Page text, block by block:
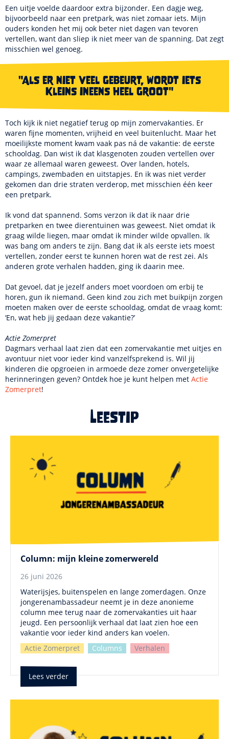
Een uitje voelde daardoor extra bijzonder. Een dagje weg,
bijvoorbeeld naar een pretpark, was niet zomaar iets. Mijn
ouders konden het mij ook beter niet dagen van tevoren
vertellen, want dan sliep ik niet meer van de spanning. Dat zegt
misschien wel genoeg.
"Als er niet veel gebeurt, wordt iets
kleins ineens heel groot"
Toch kijk ik niet negatief terug op mijn zomervakanties. Er
waren fijne momenten, vrijheid en veel buitenlucht. Maar het
moeilijkste moment kwam vaak pas ná de vakantie: de eerste
schooldag. Dan wist ik dat klasgenoten zouden vertellen over
waar ze allemaal waren geweest. Over landen, hotels,
campings, zwembaden en uitstapjes. En ik was niet verder
gekomen dan drie straten verderop, met misschien één keer
een pretpark.
Ik vond dat spannend. Soms verzon ik dat ik naar drie
pretparken en twee dierentuinen was geweest. Niet omdat ik
graag wilde liegen, maar omdat ik minder wilde opvallen. Ik
was bang om anders te zijn. Bang dat ik als eerste iets moest
vertellen, zonder eerst te kunnen horen wat de rest zei. Als
anderen grote verhalen hadden, ging ik daarin mee.
Dat gevoel, dat je jezelf anders moet voordoen om erbij te
horen, gun ik niemand. Geen kind zou zich met buikpijn zorgen
moeten maken over de eerste schooldag, omdat de vraag komt:
‘En, wat heb jij gedaan deze vakantie?’
Actie Zomerpret
Dagmars verhaal laat zien dat een zomervakantie met uitjes en
avontuur niet voor ieder kind vanzelfsprekend is. Wil jij
kinderen die opgroeien in armoede deze zomer onvergetelijke
herinneringen geven? Ontdek hoe je kunt helpen met Actie
Zomerpret!
Leestip
Column: mijn kleine zomerwereld
26 juni 2026
Waterijsjes, buitenspelen en lange zomerdagen. Onze
jongerenambassadeur neemt je in deze anonieme
column mee terug naar de zomervakanties uit haar
jeugd. Een persoonlijk verhaal dat laat zien hoe een
vakantie voor ieder kind anders kan voelen.
Actie Zomerpret
Columns Verhalen
Lees verder